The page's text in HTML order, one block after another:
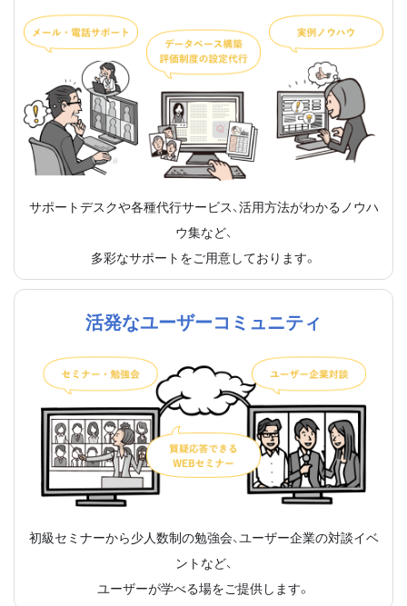
サポートデスクや各種代行サービス、活用方法がわかるノウハ
ウ集など、
多彩なサポートをご用意しております。
活発なユーザーコミュニティ
初級セミナーから少人数制の勉強会、ユーザー企業の対談イベ
ントなど、
ユーザーが学べる場をご提供します。